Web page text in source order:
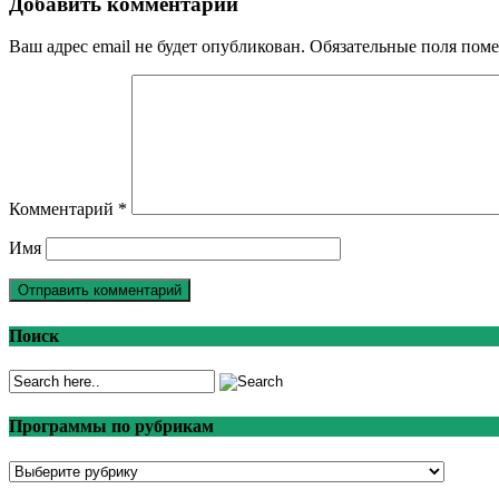
Ваш адрес email не будет опубликован. Обязательные поля
Комментарий *
Имя
Поиск
Программы по рубрикам
Программы